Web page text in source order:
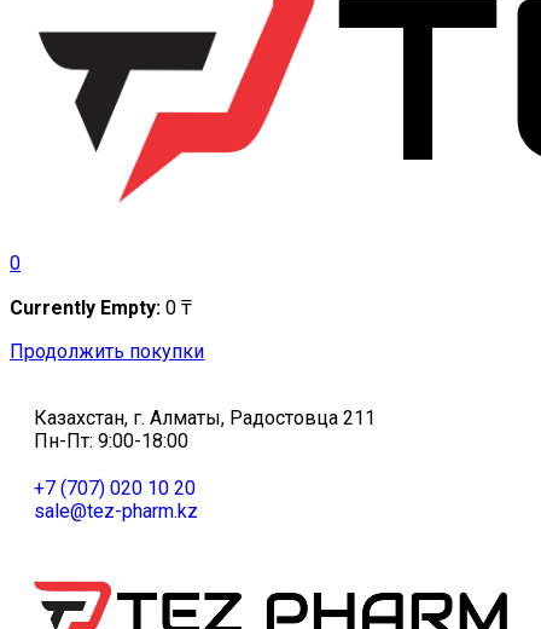
0
Currently Empty: 0 ₸
Продолжить покупки
Казахстан, г. Алматы, Радостовца 211
Пн-Пт: 9:00-18:00
+7 (707) 020 10 20
sale@tez-pharm.kz